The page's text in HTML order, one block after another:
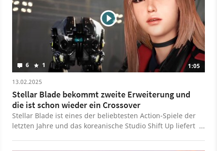
6 1
1:05
13.02.2025
Stellar Blade bekommt zweite Erweiterung und
die ist schon wieder ein Crossover
Stellar Blade ist eines der beliebtesten Action-Spiele der
letzten Jahre und das koreanische Studio Shift Up liefert